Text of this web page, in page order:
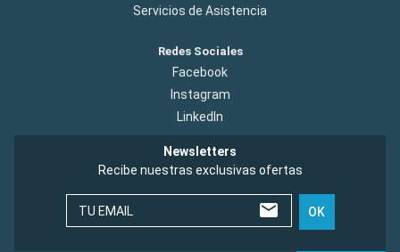
Servicios de Asistencia
Redes Sociales
Facebook
Instagram
LinkedIn
Newsletters
Recibe nuestras exclusivas ofertas
TU EMAIL OK